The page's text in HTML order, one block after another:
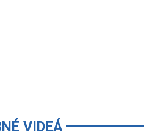
VIDEÁ